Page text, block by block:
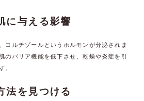
に与える影響
コルチゾールというホルモンが分泌されま
のバリア機能を低下させ、乾燥や炎症を引
。
法を見つける